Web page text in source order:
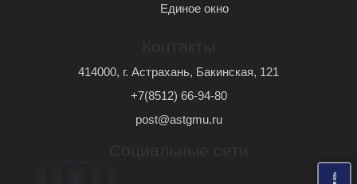
ь
Единое окно
414000, г. Астрахань, Бакинская, 121
+7(8512) 66-94-80
post@astgmu.ru